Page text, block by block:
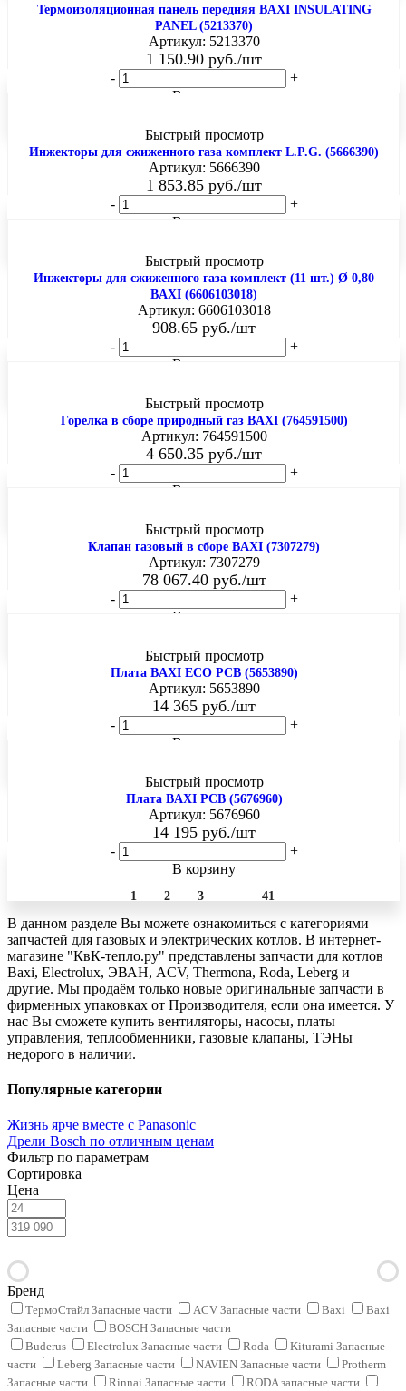
Термоизоляционная панель передняя BAXI INSULATING
PANEL (5213370)
Артикул: 5213370
1 150.90 руб./шт
-
+
В корзину
Быстрый просмотр
Инжекторы для сжиженного газа комплект L.P.G. (5666390)
Артикул: 5666390
1 853.85 руб./шт
-
+
В корзину
Быстрый просмотр
Инжекторы для сжиженного газа комплект (11 шт.) Ø 0,80
BAXI (6606103018)
Артикул: 6606103018
908.65 руб./шт
-
+
В корзину
Быстрый просмотр
Горелка в сборе природный газ BAXI (764591500)
Артикул: 764591500
4 650.35 руб./шт
-
+
В корзину
Быстрый просмотр
Клапан газовый в сборе BAXI (7307279)
Артикул: 7307279
78 067.40руб./шт
-
+
В корзину
Быстрый просмотр
Плата BAXI ECO PCB (5653890)
Артикул: 5653890
14 365 руб./шт
-
+
В корзину
Быстрый просмотр
Плата BAXI PCB (5676960)
Артикул: 5676960
14 195 руб./шт
-
+
В корзину
1 2 3 41
В данном разделе Вы можете ознакомиться с категориями
запчастей для газовых и электрических котлов. В интернет-
магазине "КвК-тепло.ру" представлены запчасти для котлов
Baxi, Electrolux, ЭВАН, ACV, Thermona, Roda, Leberg и
другие. Мы продаём только новые оригинальные запчасти в
фирменных упаковках от Производителя, если она имеется. У
нас Вы сможете купить вентиляторы, насосы, платы
управления, теплообменники, газовые клапаны, ТЭНы
недорого в наличии.
Популярные категории
Жизнь ярче вместе с Panasonic
Дрели Bosch по отличным ценам
Фильтр по параметрам
Сортировка
Цена
Бренд
ТермоСтайл Запасные части ACV Запасные части Baxi
Baxi
Запасные части
BOSCH Запасные части
Buderus
Electrolux Запасные части Roda
Kiturami Запасные
части
Leberg Запасные части NAVIEN Запасные части
Protherm
Запасные части
Rinnai Запасные части
RODA запасные части